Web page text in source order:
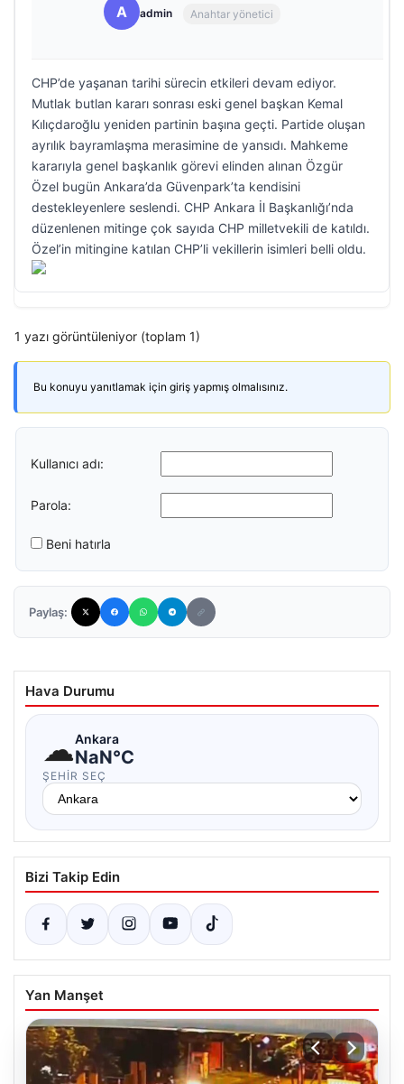
A admin Anahtar yönetici
CHP’de yaşanan tarihi sürecin etkileri devam ediyor.
Mutlak butlan kararı sonrası eski genel başkan Kemal
Kılıçdaroğlu yeniden partinin başına geçti. Partide oluşan
ayrılık bayramlaşma merasimine de yansıdı. Mahkeme
kararıyla genel başkanlık görevi elinden alınan Özgür
Özel bugün Ankara’da Güvenpark’ta kendisini
destekleyenlere seslendi. CHP Ankara İl Başkanlığı’nda
düzenlenen mitinge çok sayıda CHP milletvekili de katıldı.
Özel’in mitingine katılan CHP’li vekillerin isimleri belli oldu.
1 yazı görüntüleniyor (toplam 1)
Bu konuyu yanıtlamak için giriş yapmış olmalısınız.
Kullanıcı adı:
Parola:
Beni hatırla
Paylaş:
Hava Durumu
☁Ankara
NaN°C
ŞEHIR SEÇ
Bizi Takip Edin
Yan Manşet